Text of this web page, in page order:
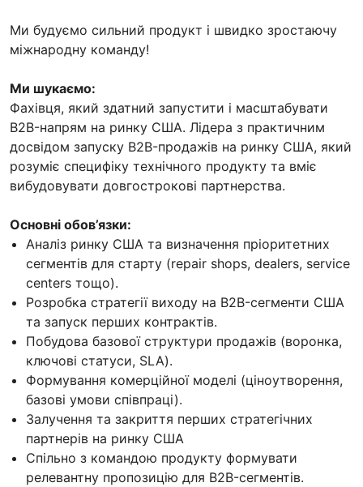
Ми будуємо сильний продукт і швидко зростаючу
міжнародну команду!
Ми шукаємо:
Фахівця, який здатний запустити і масштабувати
B2B-напрям на ринку США. Лідера з практичним
досвідом запуску B2B-продажів на ринку США, який
розуміє специфіку технічного продукту та вміє
вибудовувати довгострокові партнерства.
Основні обов’язки:
Аналіз ринку США та визначення пріоритетних
сегментів для старту (repair shops, dealers, service
centers тощо).
Розробка стратегії виходу на B2B-сегменти США
та запуск перших контрактів.
Побудова базової структури продажів (воронка,
ключові статуси, SLA).
Формування комерційної моделі (ціноутворення,
базові умови співпраці).
Залучення та закриття перших стратегічних
партнерів на ринку США
Спільно з командою продукту формувати
релевантну пропозицію для B2B-сегментів.